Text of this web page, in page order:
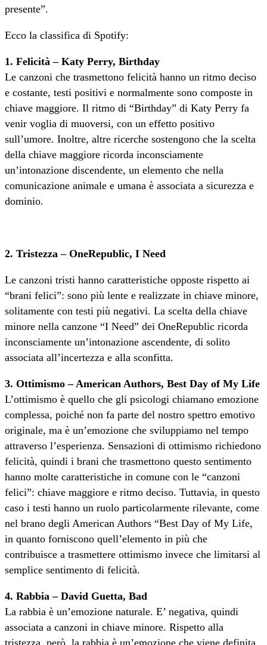
presente”.
Ecco la classifica di Spotify:
1. Felicità – Katy Perry, Birthday
Le canzoni che trasmettono felicità hanno un ritmo deciso
e costante, testi positivi e normalmente sono composte in
chiave maggiore. Il ritmo di “Birthday” di Katy Perry fa
venir voglia di muoversi, con un effetto positivo
sull’umore. Inoltre, altre ricerche sostengono che la scelta
della chiave maggiore ricorda inconsciamente
un’intonazione discendente, un elemento che nella
comunicazione animale e umana è associata a sicurezza e
dominio.
2. Tristezza – OneRepublic, I Need
Le canzoni tristi hanno caratteristiche opposte rispetto ai
“brani felici”: sono più lente e realizzate in chiave minore,
solitamente con testi più negativi. La scelta della chiave
minore nella canzone “I Need” dei OneRepublic ricorda
inconsciamente un’intonazione ascendente, di solito
associata all’incertezza e alla sconfitta.
3. Ottimismo – American Authors, Best Day of My Life
L’ottimismo è quello che gli psicologi chiamano emozione
complessa, poiché non fa parte del nostro spettro emotivo
originale, ma è un’emozione che sviluppiamo nel tempo
attraverso l’esperienza. Sensazioni di ottimismo richiedono
felicità, quindi i brani che trasmettono questo sentimento
hanno molte caratteristiche in comune con le “canzoni
felici”: chiave maggiore e ritmo deciso. Tuttavia, in questo
caso i testi hanno un ruolo particolarmente rilevante, come
nel brano degli American Authors “Best Day of My Life,
in quanto forniscono quell’elemento in più che
contribuisce a trasmettere ottimismo invece che limitarsi al
semplice sentimento di felicità.
4. Rabbia – David Guetta, Bad
La rabbia è un’emozione naturale. E’ negativa, quindi
associata a canzoni in chiave minore. Rispetto alla
tristezza, però, la rabbia è un’emozione che viene definita